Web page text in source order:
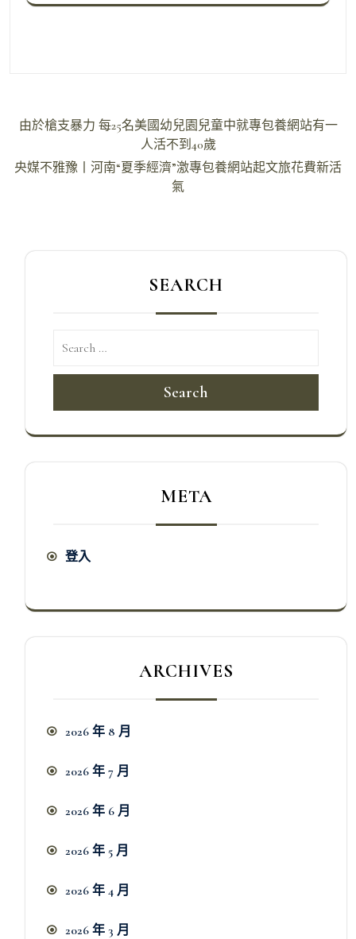
文
導
由於槍支暴力 每25名美國幼兒園兒童中就專包養網站有一
人活不到40歲
央媒不雅豫丨河南“夏季經濟”激專包養網站起文旅花費新活
氣
SEARCH
Search
META
登入
ARCHIVES
2026 年 8 月
2026 年 7 月
2026 年 6 月
2026 年 5 月
2026 年 4 月
2026 年 3 月